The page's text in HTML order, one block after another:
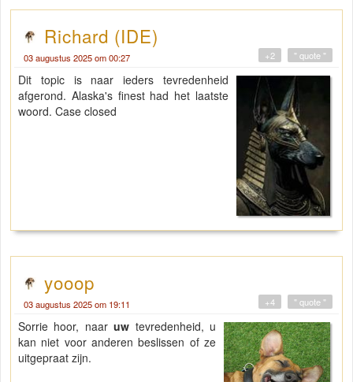
Richard (IDE)
03 augustus 2025 om 00:27 " quote "
+2
Dit topic is naar ieders tevredenheid
afgerond. Alaska's finest had het laatste
woord. Case closed
yooop
03 augustus 2025 om 19:11 " quote "
+4
Sorrie hoor, naaruw tevredenheid, u
kan niet voor anderen beslissen of ze
uitgepraat zijn.